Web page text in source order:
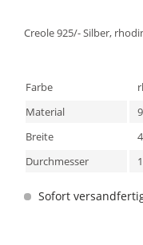
Creole 925/- Silber,
Farbe
Material
Breite
Durchmesser
Sofort